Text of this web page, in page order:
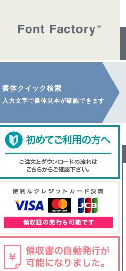
書体クイック検索
入力文字で書体見本が確認できます